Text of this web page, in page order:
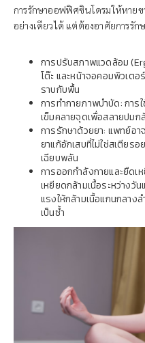
การรักษาออฟฟิศซินโดรมให้หาย
อย่างเดียวได้ แต่ต้องอาศัยการรั
การปรับสภาพแวดล้อม
โต๊ะ และหน้าจอคอมพิวเต
ราบกับพื้น
การทำกายภาพบำบัด: การ
เข็มคลายจุดเพื่อสลายปมก
การรักษาด้วยยา: แพทย์อ
ยาแก้อักเสบที่ไม่ใช่สเตียรอ
เฉียบพลัน
การออกกำลังกายและยืด
เหยียดกล้ามเนื้อระหว่างวัน
แรงให้กล้ามเนื้อแกนกลาง
เป็นซ้ำ